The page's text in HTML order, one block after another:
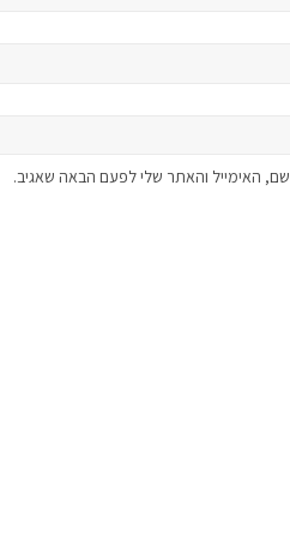
האימייל והאתר שלי לפעם הבאה שאגיב.